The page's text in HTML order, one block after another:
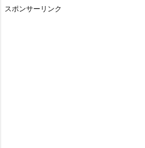
スポンサーリンク